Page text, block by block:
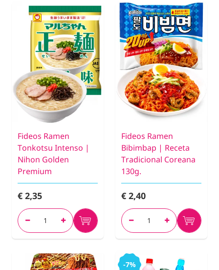
Fideos Ramen
Tonkotsu Intenso |
Nihon Golden
Premium
€ 2,35
Fideos Ramen
Bibimbap | Receta
Tradicional Coreana
130g.
€ 2,40
-7%